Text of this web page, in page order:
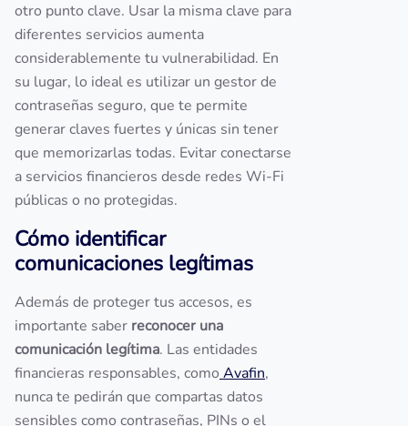
otro punto clave. Usar la misma clave para
diferentes servicios aumenta
considerablemente tu vulnerabilidad. En
su lugar, lo ideal es utilizar un gestor de
contraseñas seguro, que te permite
generar claves fuertes y únicas sin tener
que memorizarlas todas. Evitar conectarse
a servicios financieros desde redes Wi-Fi
públicas o no protegidas.
Cómo identificar
comunicaciones legítimas
Además de proteger tus accesos, es
importante saber reconocer una
comunicación legítima. Las entidades
financieras responsables, como Avafin,
nunca te pedirán que compartas datos
sensibles como contraseñas, PINs o el